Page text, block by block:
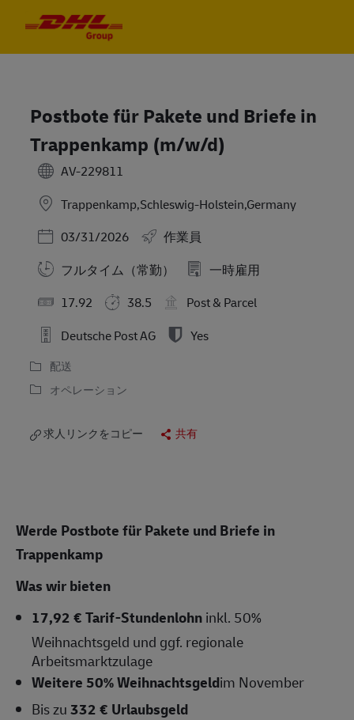
Postbote für Pakete und Briefe in
Trappenkamp (m/w/d)
AV-229811
Trappenkamp,Schleswig-Holstein,Germany
Posted Date
03/31/2026
作業員
フルタイム（常勤）
一時雇用
17.92
38.5
Post & Parcel
Deutsche Post AG
Yes
配送
オペレーション
求人リンクをコピー 共有
Werde Postbote für Pakete und Briefe in
Trappenkamp
Was wir bieten
17,92 € Tarif-Stundenlohninkl. 50%
Weihnachtsgeld und ggf. regionale
Arbeitsmarktzulage
Weitere 50% Weihnachtsgeldim November
Bis zu332 € Urlaubsgeld